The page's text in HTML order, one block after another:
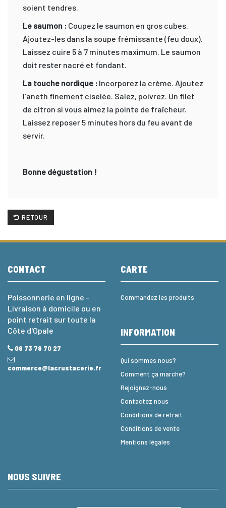
soient tendres.
Le saumon : Coupez le saumon en gros cubes.
Ajoutez-les dans la soupe frémissante (feu doux).
Laissez cuire 5 à 7 minutes maximum. Le saumon
doit rester nacré et fondant.
La touche nordique : Incorporez la crème. Ajoutez
l’aneth finement ciselée. Salez, poivrez. Un filet
de citron si vous aimez la pointe de fraîcheur.
Laissez reposer 5 minutes hors du feu avant de
servir.
Bonne dégustation !
RETOUR
CONTACT
Poissonnerie en ligne -
Livraison à domicile ou en
point retrait sur toute la
Côte d'Opale
09 73 79 70 27
commerce@lacrustacerie.fr
CARTE
Commandez les produits
INFORMATION
Qui sommes nous?
Comment ça marche?
Rejoignez-nous
Contactez nous
Conditions de retrait
Conditions de vente
Mentions légales
NOUS SUIVRE